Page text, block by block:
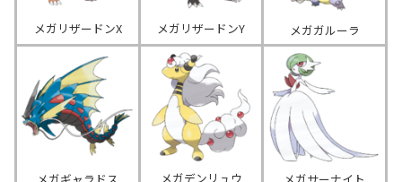
メガリザードンX メガリザードンY メガガルーラ
メガデンリュウ